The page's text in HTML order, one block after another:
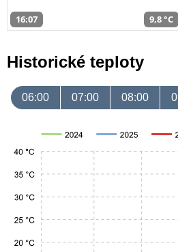
16:07 9,8 °C
Historické teploty
06:00 07:00 08:00